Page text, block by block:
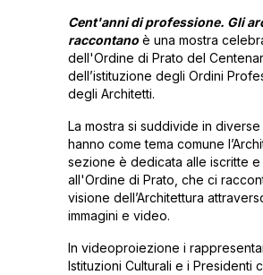
Cent'anni di professione. Gli
raccontano è una mostra
dell'Ordine di Prato del
dell’istituzione degli Ordini
degli Architetti.
La mostra si suddivide in
hanno come tema comune
sezione è dedicata alle iscritte e
all'Ordine di Prato, che ci
visione dell’Architettura
immagini e video.
In videoproiezione i
Istituzioni Culturali e i Presidenti